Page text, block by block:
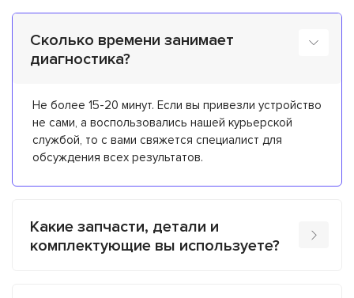
Сколько времени занимает
диагностика?
Не более 15-20 минут. Если вы привезли устройство
не сами, а воспользовались нашей курьерской
службой, то с вами свяжется специалист для
обсуждения всех результатов.
Какие запчасти, детали и
комплектующие вы используете?